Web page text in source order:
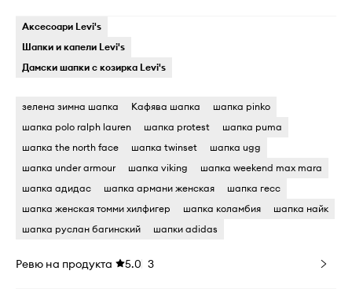
Аксесоари Levi's
Шапки и капели Levi's
Дамски шапки с козирка Levi's
зелена зимна шапка Кафява шапка
шапка pinko
шапка polo ralph lauren
шапка protest
шапка puma
шапка the north face
шапка twinset
шапка ugg
шапка under armour
шапка viking
шапка weekend max mara
шапка адидас
шапка армани женская
шапка гесс
шапка женская томми хилфигер
шапка коламбия
шапка найк
шапка руслан багинский
шапки adidas
Ревю на продукта 5.0 3